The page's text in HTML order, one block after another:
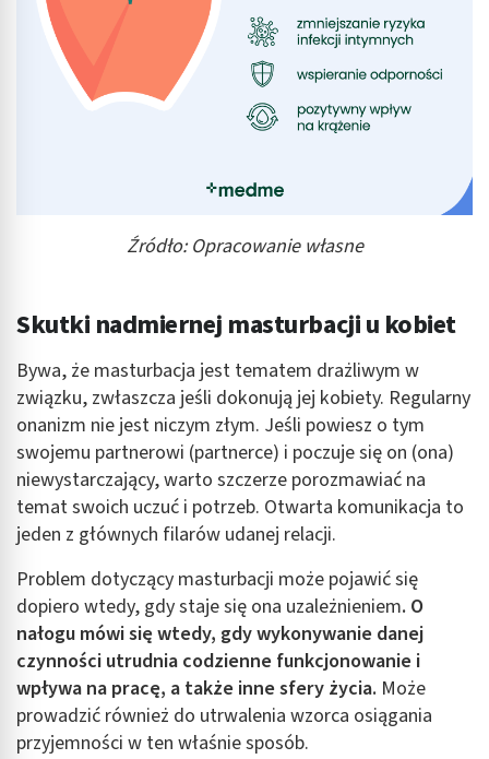
Źródło: Opracowanie własne
Skutki nadmiernej masturbacji u kobiet
Bywa, że masturbacja jest tematem drażliwym w
związku, zwłaszcza jeśli dokonują jej kobiety. Regularny
onanizm nie jest niczym złym. Jeśli powiesz o tym
swojemu partnerowi (partnerce) i poczuje się on (ona)
niewystarczający, warto szczerze porozmawiać na
temat swoich uczuć i potrzeb. Otwarta komunikacja to
jeden z głównych filarów udanej relacji.
Problem dotyczący masturbacji może pojawić się
dopiero wtedy, gdy staje się ona uzależnieniem. O
nałogu mówi się wtedy, gdy wykonywanie danej
czynności utrudnia codzienne funkcjonowanie i
wpływa na pracę, a także inne sfery życia. Może
prowadzić również do utrwalenia wzorca osiągania
przyjemności w ten właśnie sposób.